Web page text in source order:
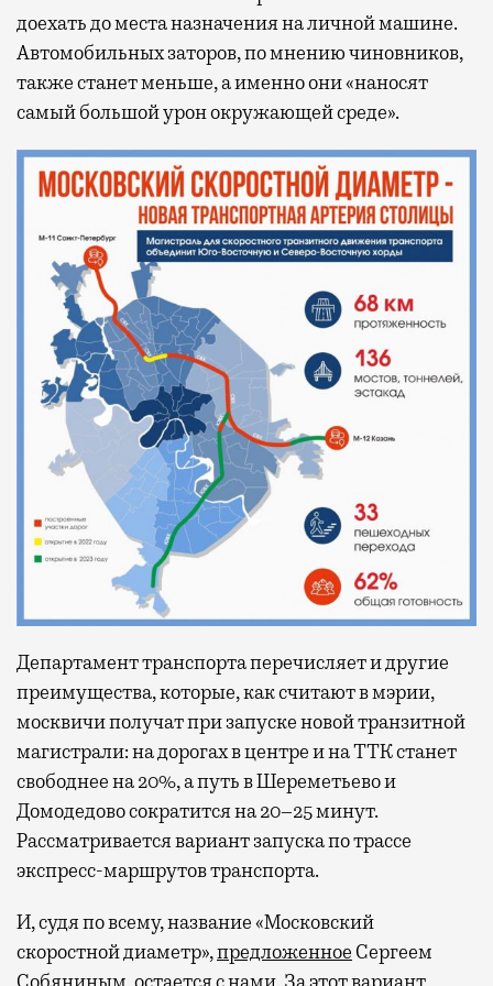
доехать до места назначения на личной машине.
Автомобильных заторов, по мнению чиновников,
также станет меньше, а именно они «наносят
самый большой урон окружающей среде».
Департамент транспорта перечисляет и другие
преимущества, которые, как считают в мэрии,
москвичи получат при запуске новой транзитной
магистрали: на дорогах в центре и на ТТК станет
свободнее на 20%, а путь в Шереметьево и
Домодедово сократится на 20–25 минут.
Рассматривается вариант запуска по трассе
экспресс-маршрутов транспорта.
И, судя по всему, название «Московский
скоростной диаметр»,предложенное Сергеем